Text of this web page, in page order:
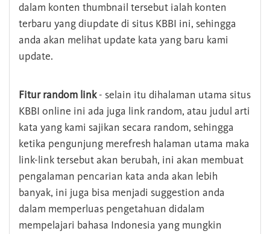
dalam konten thumbnail tersebut ialah konten
terbaru yang diupdate di situs KBBI ini, sehingga
anda akan melihat update kata yang baru kami
update.
Fitur random link- selain itu dihalaman utama situs
KBBI online ini ada juga link random, atau judul arti
kata yang kami sajikan secara random, sehingga
ketika pengunjung merefresh halaman utama maka
link-link tersebut akan berubah, ini akan membuat
pengalaman pencarian kata anda akan lebih
banyak, ini juga bisa menjadi suggestion anda
dalam memperluas pengetahuan didalam
mempelajari bahasa Indonesia yang mungkin